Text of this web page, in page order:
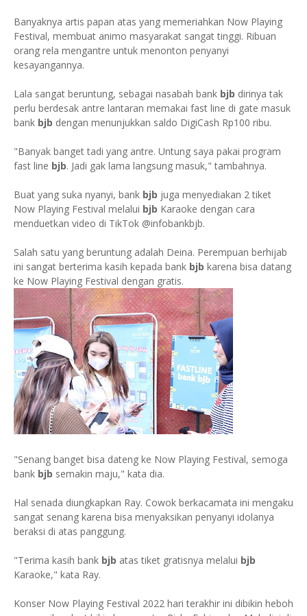
Banyaknya artis papan atas yang memeriahkan Now Playing
Festival, membuat animo masyarakat sangat tinggi. Ribuan
orang rela mengantre untuk menonton penyanyi
kesayangannya.
Lala sangat beruntung, sebagai nasabah bank bjb dirinya tak
perlu berdesak antre lantaran memakai fast line di gate masuk
bank bjb dengan menunjukkan saldo DigiCash Rp100 ribu.
"Banyak banget tadi yang antre. Untung saya pakai program
fast line bjb. Jadi gak lama langsung masuk," tambahnya.
Buat yang suka nyanyi, bank bjb juga menyediakan 2 tiket
Now Playing Festival melalui bjb Karaoke dengan cara
menduetkan video di TikTok @infobankbjb.
Salah satu yang beruntung adalah Deina. Perempuan berhijab
ini sangat berterima kasih kepada bank bjb karena bisa datang
ke Now Playing Festival dengan gratis.
"Senang banget bisa dateng ke Now Playing Festival, semoga
bank bjb semakin maju," kata dia.
Hal senada diungkapkan Ray. Cowok berkacamata ini mengaku
sangat senang karena bisa menyaksikan penyanyi idolanya
beraksi di atas panggung.
"Terima kasih bank bjb atas tiket gratisnya melalui bjb
Karaoke," kata Ray.
Konser Now Playing Festival 2022 hari terakhir ini dibikin heboh